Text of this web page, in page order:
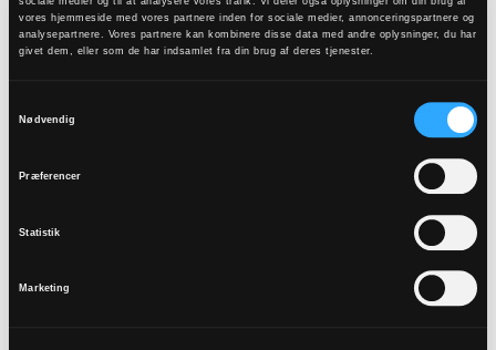
vores hjemmeside med vores partnere inden for sociale medier, annonceringspartnere og
analysepartnere. Vores partnere kan kombinere disse data med andre oplysninger, du har
givet dem, eller som de har indsamlet fra din brug af deres tjenester.
Nødvendig
Præferencer
Statistik
Marketing
Resultataftale 2011
Resultataftale 2010
Tilmeld
nyhedsbrev